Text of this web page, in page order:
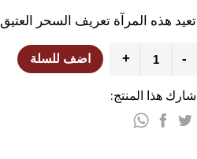
تعيد هذه المرآة تعريف السحر
-
+ اضف للسلة
شارك هذا المنتج: